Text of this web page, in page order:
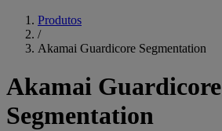
Produtos
/
Akamai Guardicore Segmentation
Akamai Guardicore
Segmentation